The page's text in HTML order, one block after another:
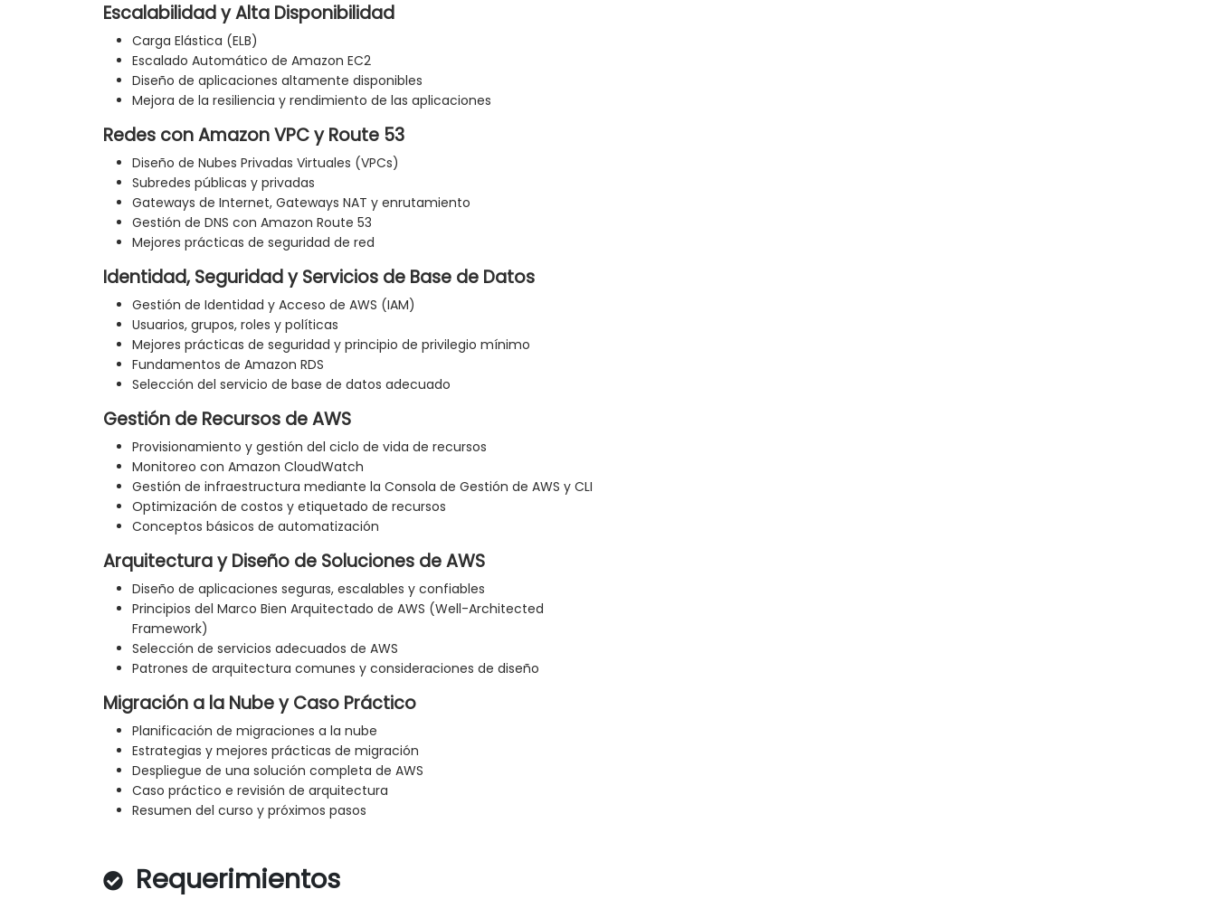
Escalabilidad y Alta Disponibilidad
Carga Elástica (ELB)
Escalado Automático de Amazon EC2
Diseño de aplicaciones altamente disponibles
Mejora de la resiliencia y rendimiento de las aplicaciones
Redes con Amazon VPC y Route 53
Diseño de Nubes Privadas Virtuales (VPCs)
Subredes públicas y privadas
Gateways de Internet, Gateways NAT y enrutamiento
Gestión de DNS con Amazon Route 53
Mejores prácticas de seguridad de red
Identidad, Seguridad y Servicios de Base de Datos
Gestión de Identidad y Acceso de AWS (IAM)
Usuarios, grupos, roles y políticas
Mejores prácticas de seguridad y principio de privilegio mínimo
Fundamentos de Amazon RDS
Selección del servicio de base de datos adecuado
Gestión de Recursos de AWS
Provisionamiento y gestión del ciclo de vida de recursos
Monitoreo con Amazon CloudWatch
Gestión de infraestructura mediante la Consola de Gestión de AWS y CLI
Optimización de costos y etiquetado de recursos
Conceptos básicos de automatización
Arquitectura y Diseño de Soluciones de AWS
Diseño de aplicaciones seguras, escalables y confiables
Principios del Marco Bien Arquitectado de AWS (Well-Architected
Framework)
Selección de servicios adecuados de AWS
Patrones de arquitectura comunes y consideraciones de diseño
Migración a la Nube y Caso Práctico
Planificación de migraciones a la nube
Estrategias y mejores prácticas de migración
Despliegue de una solución completa de AWS
Caso práctico e revisión de arquitectura
Resumen del curso y próximos pasos
Requerimientos